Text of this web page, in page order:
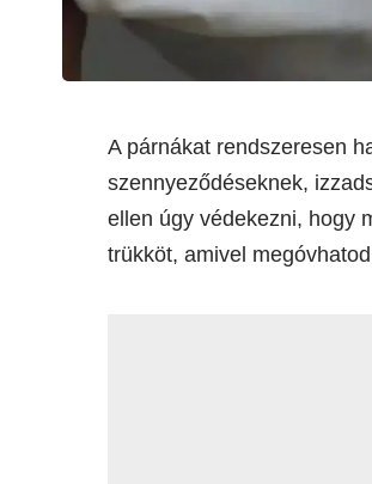
A párnákat rendszeresen
szennyeződéseknek,
ellen úgy védekezni, hogy
trükköt, amivel